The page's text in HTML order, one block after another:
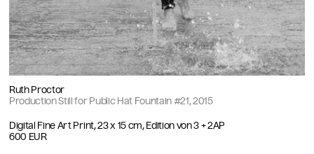
Ruth Proctor
Production Still for Public Hat Fountain #21, 2015
Digital Fine Art Print, 23 x 15 cm, Edition von 3 + 2AP
600 EUR